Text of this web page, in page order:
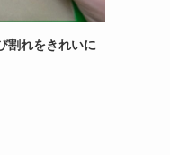
割れをきれいに